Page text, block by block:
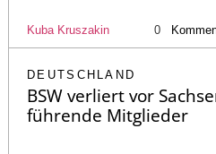
Kuba Kruszakin 0
DEUTSCHLAND
BSW verliert vor
führende Mitglieder